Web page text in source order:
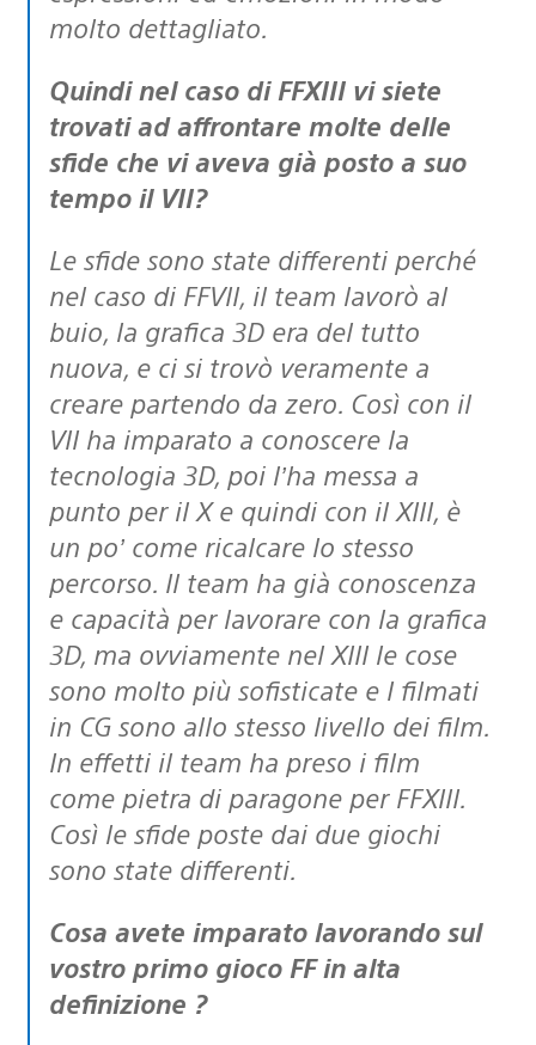
molto dettagliato.
Quindi nel caso di FFXIII vi siete
trovati ad affrontare molte delle
sfide che vi aveva già posto a suo
tempo il VII?
Le sfide sono state differenti perché
nel caso di FFVII, il team lavorò al
buio, la grafica 3D era del tutto
nuova, e ci si trovò veramente a
creare partendo da zero. Così con il
VII ha imparato a conoscere la
tecnologia 3D, poi l’ha messa a
punto per il X e quindi con il XIII, è
un po’ come ricalcare lo stesso
percorso. Il team ha già conoscenza
e capacità per lavorare con la grafica
3D, ma ovviamente nel XIII le cose
sono molto più sofisticate e I filmati
in CG sono allo stesso livello dei film.
In effetti il team ha preso i film
come pietra di paragone per FFXIII.
Così le sfide poste dai due giochi
sono state differenti.
Cosa avete imparato lavorando sul
vostro primo gioco FF in alta
definizione ?